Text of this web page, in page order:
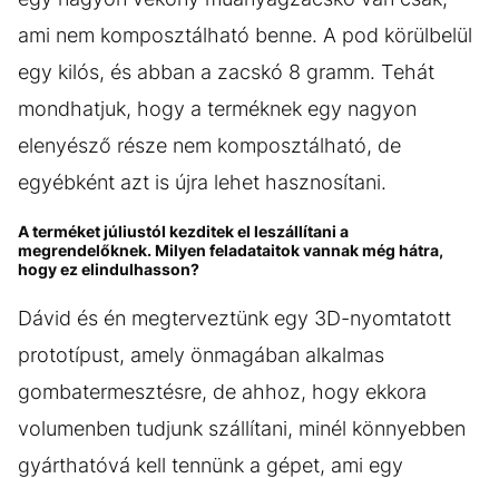
ami nem komposztálható benne. A pod körülbelül
egy kilós, és abban a zacskó 8 gramm. Tehát
mondhatjuk, hogy a terméknek egy nagyon
elenyésző része nem komposztálható, de
egyébként azt is újra lehet hasznosítani.
A terméket júliustól kezditek el leszállítani a
megrendelőknek. Milyen feladataitok vannak még hátra,
hogy ez elindulhasson?
Dávid és én megterveztünk egy 3D-nyomtatott
prototípust, amely önmagában alkalmas
gombatermesztésre, de ahhoz, hogy ekkora
volumenben tudjunk szállítani, minél könnyebben
gyárthatóvá kell tennünk a gépet, ami egy